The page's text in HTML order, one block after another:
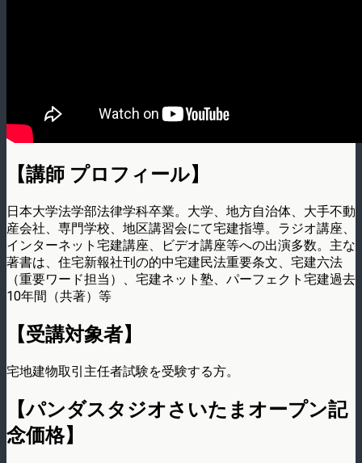
【講師 プロフィール】
日本大学法学部法律学科卒業。大学、地方自治体、大手不動
産会社、専門学校、地区講習会にて宅建指導。ラジオ講座、
インターネット宅建講座、ビデオ講座等への出演多数。主な
著書は、住宅新報社刊の的中宅建民法重要条文、宅建六法
（重要ワード担当）、宅建ネット塾、パーフェクト宅建過去
10年間（共著）等
【受講対象者】
宅地建物取引主任者試験を受験する方。
【パンダスタジオさいたまオープン記
念価格】